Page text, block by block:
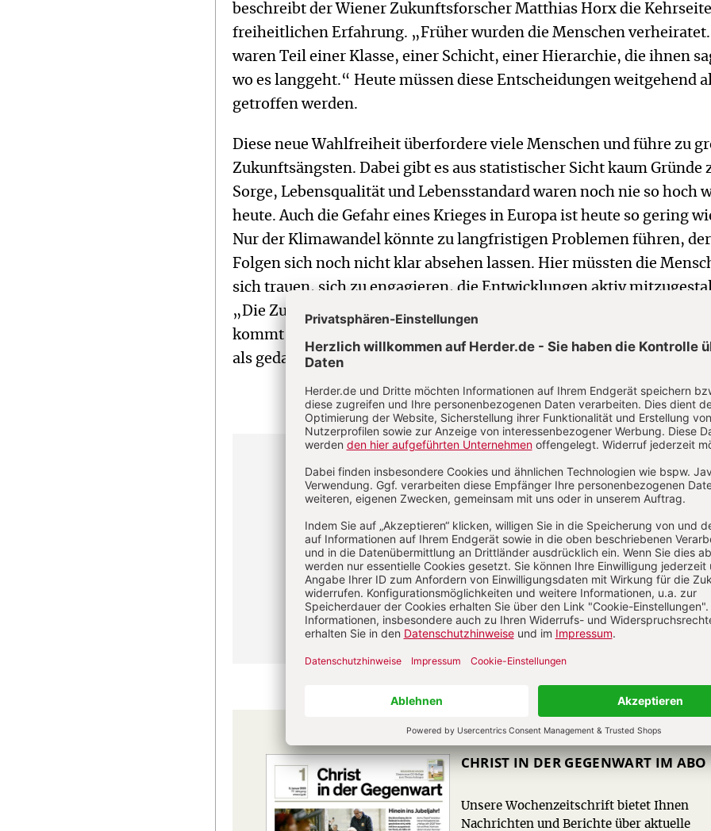
beschreibt der Wiener Zukunftsforscher Matthias Horx die
freiheitlichen Erfahrung. „Früher wurden die Menschen verheiratet.
waren Teil einer Klasse, einer Schicht, einer Hierarchie, die ihnen
wo es langgeht.“ Heute müssen diese Entscheidungen weitgehend
getroffen werden.
Diese neue Wahlfreiheit überfordere viele Menschen und führe zu
Zukunftsängsten. Dabei gibt es aus statistischer Sicht kaum Gründe
Sorge, Lebensqualität und Lebensstandard waren noch nie so hoch
heute. Auch die Gefahr eines Krieges in Europa ist heute so gering
Nur der Klimawandel könnte zu langfristigen Problemen führen,
Folgen sich noch nicht klar absehen lassen. Hier müssten die
sich trauen, sich zu engagieren, die Entwicklungen aktiv
„Die Zukunft findet nicht getrennt von uns statt“, betont Horx. „Sie
kommt nicht über uns“ – sie wird gemacht. Und oft kommt es doch
als gedacht.
CHRIST IN DER GEGENWART IM ABO
Unsere Wochenzeitschrift bietet Ihnen
Nachrichten und Berichte über aktuelle